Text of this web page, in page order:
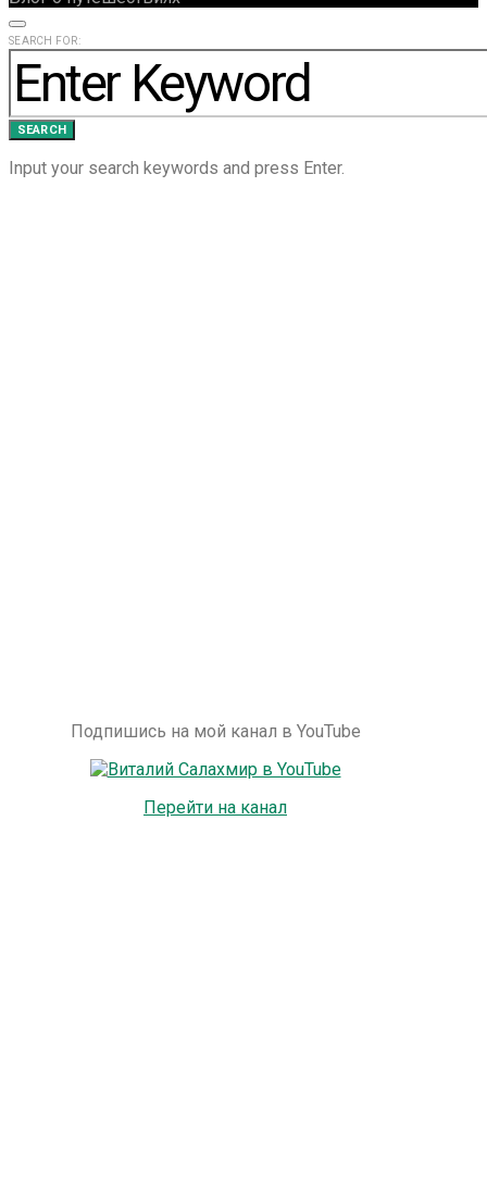
SEARCH FOR:
SEARCH
Input your search keywords and press Enter.
Подпишись на мой канал в YouTube
Перейти на канал